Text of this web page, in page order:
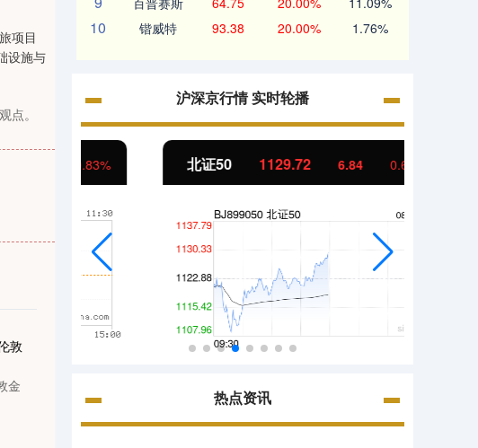
项目
设施与
点。
金
10 锴威特 93.38 20.00% 1.76%
沪深京行情 实时轮播
1129.72 6.84 0.61%
热点资讯